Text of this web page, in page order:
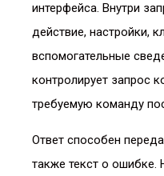
интерфейса. Внутри
действие, настройки,
вспомогательные
контролирует запрос
требуемую команду
Ответ способен
также текст о ошибке.